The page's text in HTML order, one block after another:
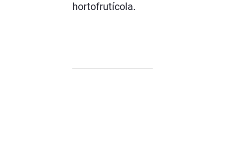
hortofrutícola.